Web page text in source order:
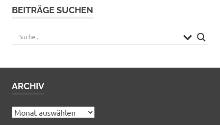
BEITRÄGE SUCHEN
ARCHIV
Archiv